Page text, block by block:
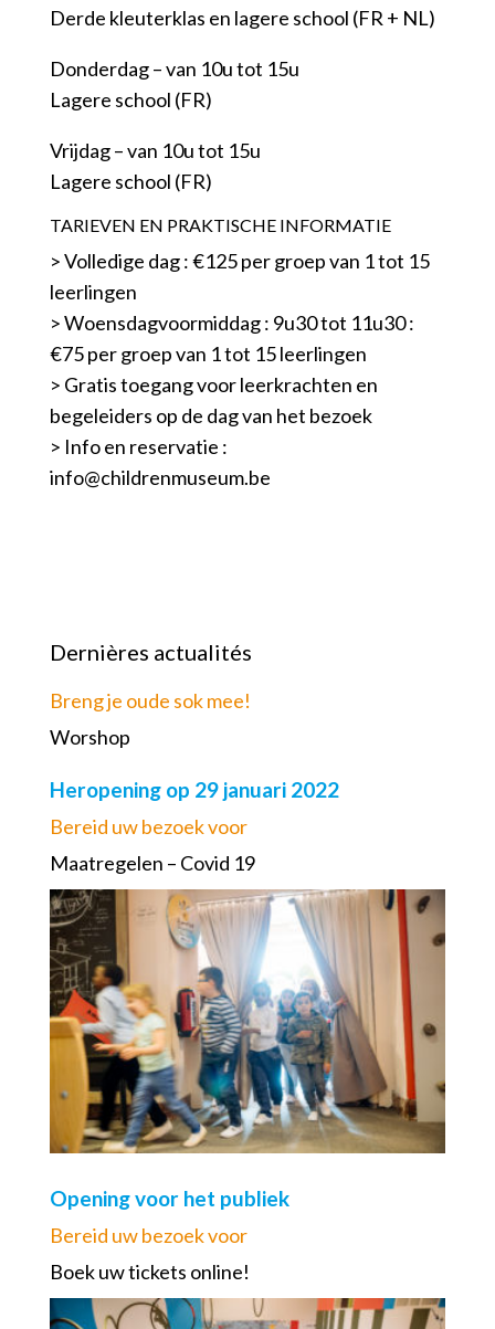
Derde kleuterklas en lagere school (FR + NL)
Donderdag – van 10u tot 15u
Lagere school (FR)
Vrijdag – van 10u tot 15u
Lagere school (FR)
TARIEVEN EN PRAKTISCHE INFORMATIE
> Volledige dag : €125 per groep van 1 tot 15
leerlingen
> Woensdagvoormiddag : 9u30 tot 11u30 :
€75 per groep van 1 tot 15 leerlingen
> Gratis toegang voor leerkrachten en
begeleiders op de dag van het bezoek
> Info en reservatie :
info@childrenmuseum.be
Dernières actualités
Breng je oude sok mee!
Worshop
Heropening op 29 januari 2022
Bereid uw bezoek voor
Maatregelen – Covid 19
Opening voor het publiek
Bereid uw bezoek voor
Boek uw tickets online!